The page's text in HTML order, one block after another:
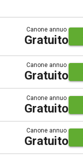
Canone annuo
Gratuito
Canone annuo
Gratuito
Canone annuo
Gratuito
Canone annuo
Gratuito